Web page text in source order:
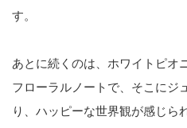
す。
あとに続くのは、ホワイトピオ
フローラルノートで、そこにジ
り、ハッピーな世界観が感じら